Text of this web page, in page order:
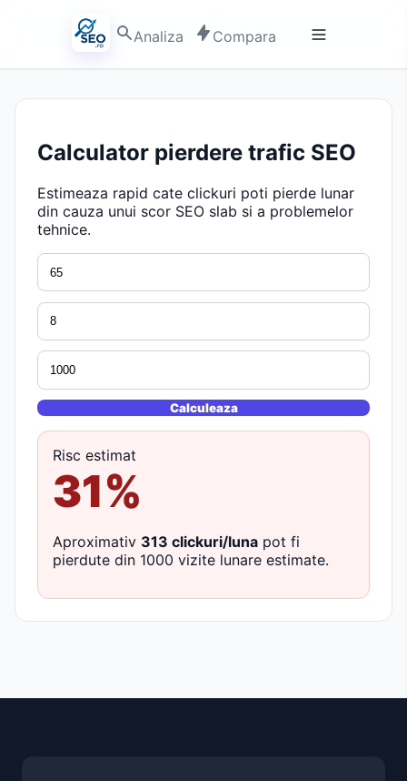
Analiza Compara
Calculator pierdere trafic SEO
Estimeaza rapid cate clickuri poti pierde lunar
din cauza unui scor SEO slab si a problemelor
tehnice.
Calculeaza
Risc estimat
31%
Aproximativ 313 clickuri/luna pot fi
pierdute din 1000 vizite lunare estimate.